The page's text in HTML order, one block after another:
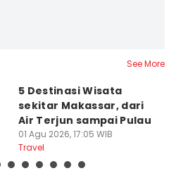
See More
5 Destinasi Wisata
sekitar Makassar, dari
Air Terjun sampai Pulau
01 Agu 2026, 17:05 WIB
Travel